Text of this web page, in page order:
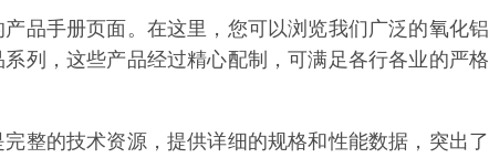
品手册页面。在这里，您可以浏览我们广泛的氧化铝
列，这些产品经过精心配制，可满足各行各业的严格
整的技术资源，提供详细的规格和性能数据，突出了